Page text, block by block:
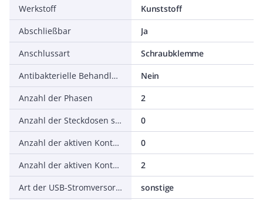
Werkstoff
Kunststoff
Abschließbar
Ja
Anschlussart
Schraubklemme
Antibakterielle Behandlung
Nein
Anzahl der Phasen
2
Anzahl der Steckdosen schaltbar
0
Anzahl der aktiven Kontakte (flach)
0
Anzahl der aktiven Kontakte (rund)
2
Art der USB-Stromversorgung
sonstige